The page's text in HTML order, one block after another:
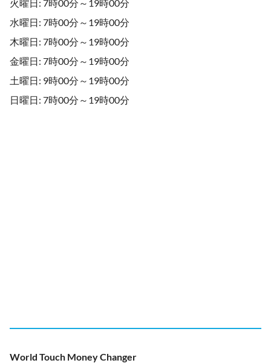
火曜日: 7時00分～19時00分
水曜日: 7時00分～19時00分
木曜日: 7時00分～19時00分
金曜日: 7時00分～19時00分
土曜日: 9時00分～19時00分
日曜日: 7時00分～19時00分
World Touch Money Changer